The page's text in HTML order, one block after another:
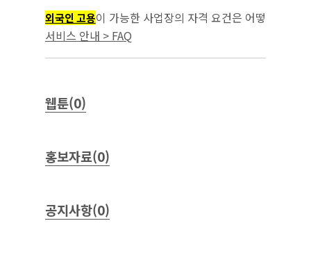
외국인 고용이 가능한 사업장의 자격 요건은 어떻
게 되나요?...
서비스 안내 > FAQ
웹툰(0)
홍보자료(0)
공지사항(0)